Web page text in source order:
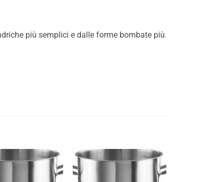
più semplici e dalle forme bombate più